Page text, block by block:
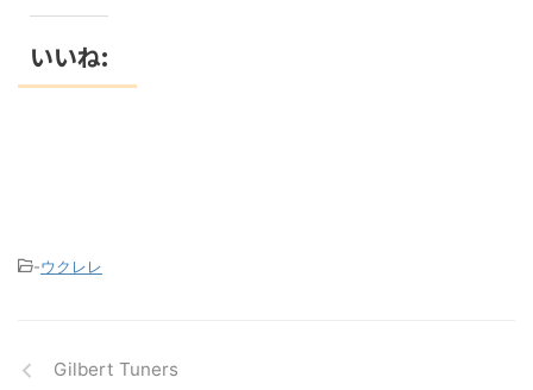
いいね:
-ウクレレ
Gilbert Tuners